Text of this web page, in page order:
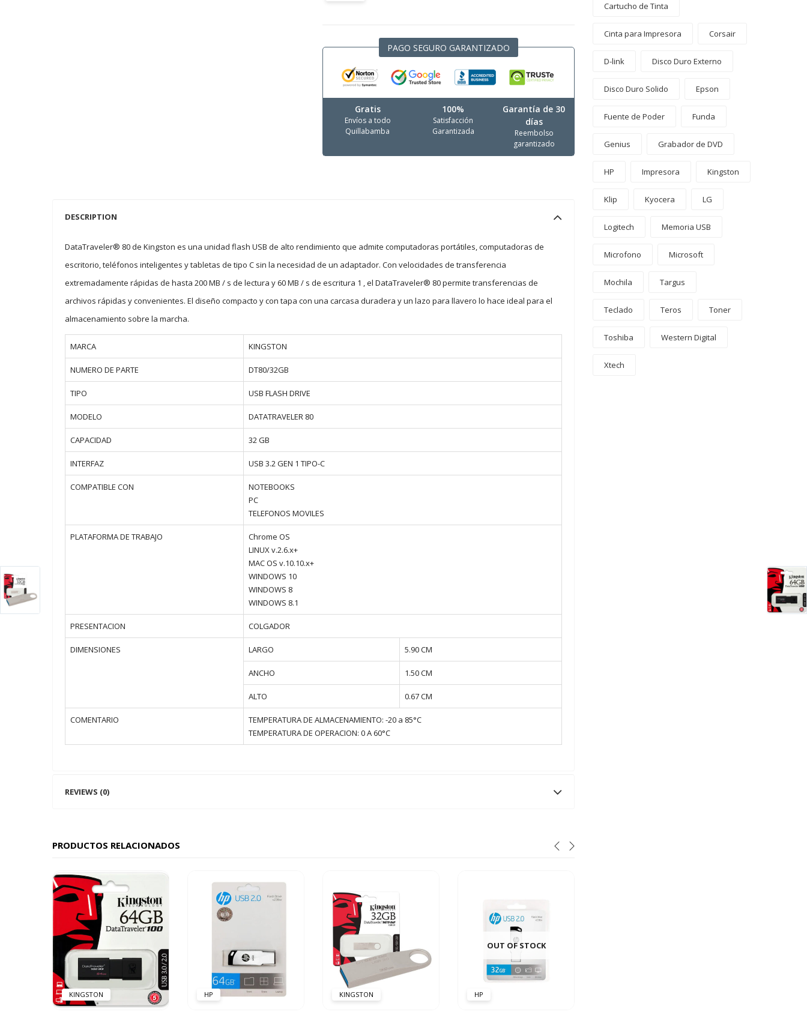
PAGO SEGURO GARANTIZADO
Gratis
Envíos a todo
Quillabamba
100%
Satisfacción
Garantizada
Garantía de 30
días
Reembolso
garantizado
DESCRIPTION
DataTraveler® 80 de Kingston es una unidad flash USB de alto rendimiento que admite computadoras portátiles, computadoras de
escritorio, teléfonos inteligentes y tabletas de tipo C sin la necesidad de un adaptador. Con velocidades de transferencia
extremadamente rápidas de hasta 200 MB / s de lectura y 60 MB / s de escritura 1 , el DataTraveler® 80 permite transferencias de
archivos rápidas y convenientes. El diseño compacto y con tapa con una carcasa duradera y un lazo para llavero lo hace ideal para el
almacenamiento sobre la marcha.
MARCA KINGSTON
NUMERO DE PARTE DT80/32GB
TIPO USB FLASH DRIVE
MODELO DATATRAVELER 80
CAPACIDAD 32 GB
INTERFAZ USB 3.2 GEN 1 TIPO-C
COMPATIBLE CON
NOTEBOOKS
PC
TELEFONOS MOVILES
PLATAFORMA DE TRABAJO
Chrome OS
LINUX v.2.6.x+
MAC OS v.10.10.x+
WINDOWS 10
WINDOWS 8
WINDOWS 8.1
PRESENTACION COLGADOR
DIMENSIONES LARGO 5.90 CM
ANCHO 1.50 CM
ALTO 0.67 CM
COMENTARIO
TEMPERATURA DE ALMACENAMIENTO: -20 a 85°C
TEMPERATURA DE OPERACION: 0 A 60°C
REVIEWS (0)
PRODUCTOS RELACIONADOS
KINGSTON HP KINGSTON
OUT OF STOCK
HP
Cartucho de Tinta
Cinta para Impresora Corsair
D-link Disco Duro Externo
Disco Duro Solido Epson
Fuente de Poder Funda
Genius Grabador de DVD
HP Impresora Kingston
Klip Kyocera LG
Logitech Memoria USB
Microfono Microsoft
Mochila Targus
Teclado Teros Toner
Toshiba Western Digital
Xtech